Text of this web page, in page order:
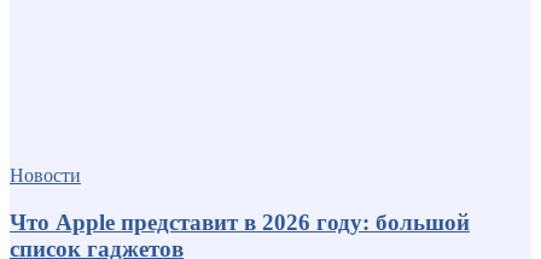
Новости
Что Apple представит в 2026 году: большой
список гаджетов